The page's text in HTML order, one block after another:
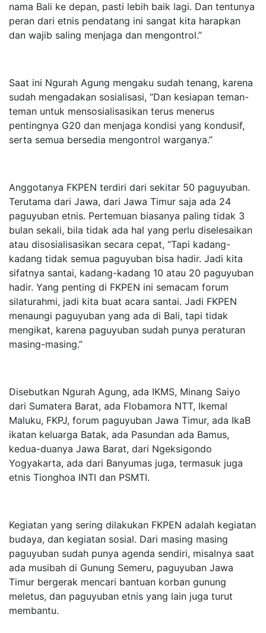
nama Bali ke depan, pasti lebih baik lagi. Dan tentunya
peran dari etnis pendatang ini sangat kita harapkan
dan wajib saling menjaga dan mengontrol.”
Saat ini Ngurah Agung mengaku sudah tenang, karena
sudah mengadakan sosialisasi, “Dan kesiapan teman-
teman untuk mensosialisasikan terus menerus
pentingnya G20 dan menjaga kondisi yang kondusif,
serta semua bersedia mengontrol warganya.”
Anggotanya FKPEN terdiri dari sekitar 50 paguyuban.
Terutama dari Jawa, dari Jawa Timur saja ada 24
paguyuban etnis. Pertemuan biasanya paling tidak 3
bulan sekali, bila tidak ada hal yang perlu diselesaikan
atau disosialisasikan secara cepat, “Tapi kadang-
kadang tidak semua paguyuban bisa hadir. Jadi kita
sifatnya santai, kadang-kadang 10 atau 20 paguyuban
hadir. Yang penting di FKPEN ini semacam forum
silaturahmi, jadi kita buat acara santai. Jadi FKPEN
menaungi paguyuban yang ada di Bali, tapi tidak
mengikat, karena paguyuban sudah punya peraturan
masing-masing.”
Disebutkan Ngurah Agung, ada IKMS, Minang Saiyo
dari Sumatera Barat, ada Flobamora NTT, Ikemal
Maluku, FKPJ, forum paguyuban Jawa Timur, ada IkaB
ikatan keluarga Batak, ada Pasundan ada Bamus,
kedua-duanya Jawa Barat, dari Ngeksigondo
Yogyakarta, ada dari Banyumas juga, termasuk juga
etnis Tionghoa INTI dan PSMTI.
Kegiatan yang sering dilakukan FKPEN adalah kegiatan
budaya, dan kegiatan sosial. Dari masing masing
paguyuban sudah punya agenda sendiri, misalnya saat
ada musibah di Gunung Semeru, paguyuban Jawa
Timur bergerak mencari bantuan korban gunung
meletus, dan paguyuban etnis yang lain juga turut
membantu.